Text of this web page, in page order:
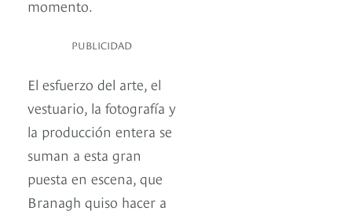
momento.
PUBLICIDAD
El esfuerzo del arte, el
vestuario, la fotografía y
la producción entera se
suman a esta gran
puesta en escena, que
Branagh quiso hacer a